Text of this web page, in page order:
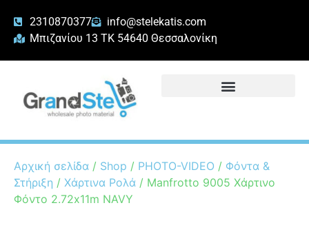
2310870377
info@stelekatis.com
Μπιζανίου 13 ΤΚ 54640 Θεσσαλονίκη
Αρχική σελίδα / Shop / PHOTO-VIDEO / Φόντα &
Στήριξη / Χάρτινα Ρολά / Manfrotto 9005 Χάρτινο
Φόντο 2.72x11m NAVY